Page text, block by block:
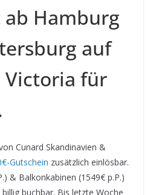
Hamburg
auf
Victoria für
Cunard Skandinavien &
Gutschein zusätzlich einlösbar.
& Balkonkabinen (1549€ p.P.)
buchbar. Bis letzte Woche